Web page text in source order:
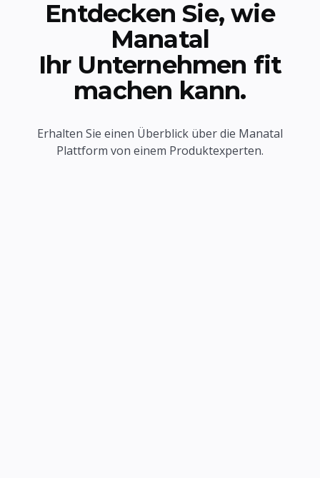
Entdecken Sie, wie
Manatal
Ihr Unternehmen fit
machen kann.
Erhalten Sie einen Überblick über die Manatal
Plattform von einem Produktexperten.